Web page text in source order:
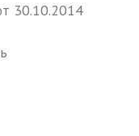
30.10.2014